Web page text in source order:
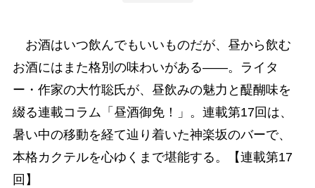
お酒はいつ飲んでもいいものだが、昼から飲む
お酒にはまた格別の味わいがある――。ライタ
ー・作家の大竹聡氏が、昼飲みの魅力と醍醐味を
綴る連載コラム「昼酒御免！」。連載第17回は、
暑い中の移動を経て辿り着いた神楽坂のバーで、
本格カクテルを心ゆくまで堪能する。【連載第17
回】